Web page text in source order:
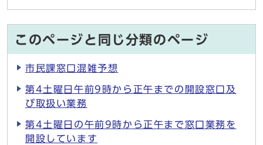
このページと同じ分類のページ
市民課窓口混雑予想
第4土曜日午前9時から正午までの開設窓口及
び取扱い業務
第4土曜日の午前9時から正午まで窓口業務を
開設しています